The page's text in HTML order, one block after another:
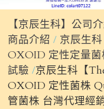
【京辰生科】公司
商品介紹 京辰生
OXOID 定性定量菌
試驗 京辰生科【
OXOID 定性菌株
管菌株 台灣代理經